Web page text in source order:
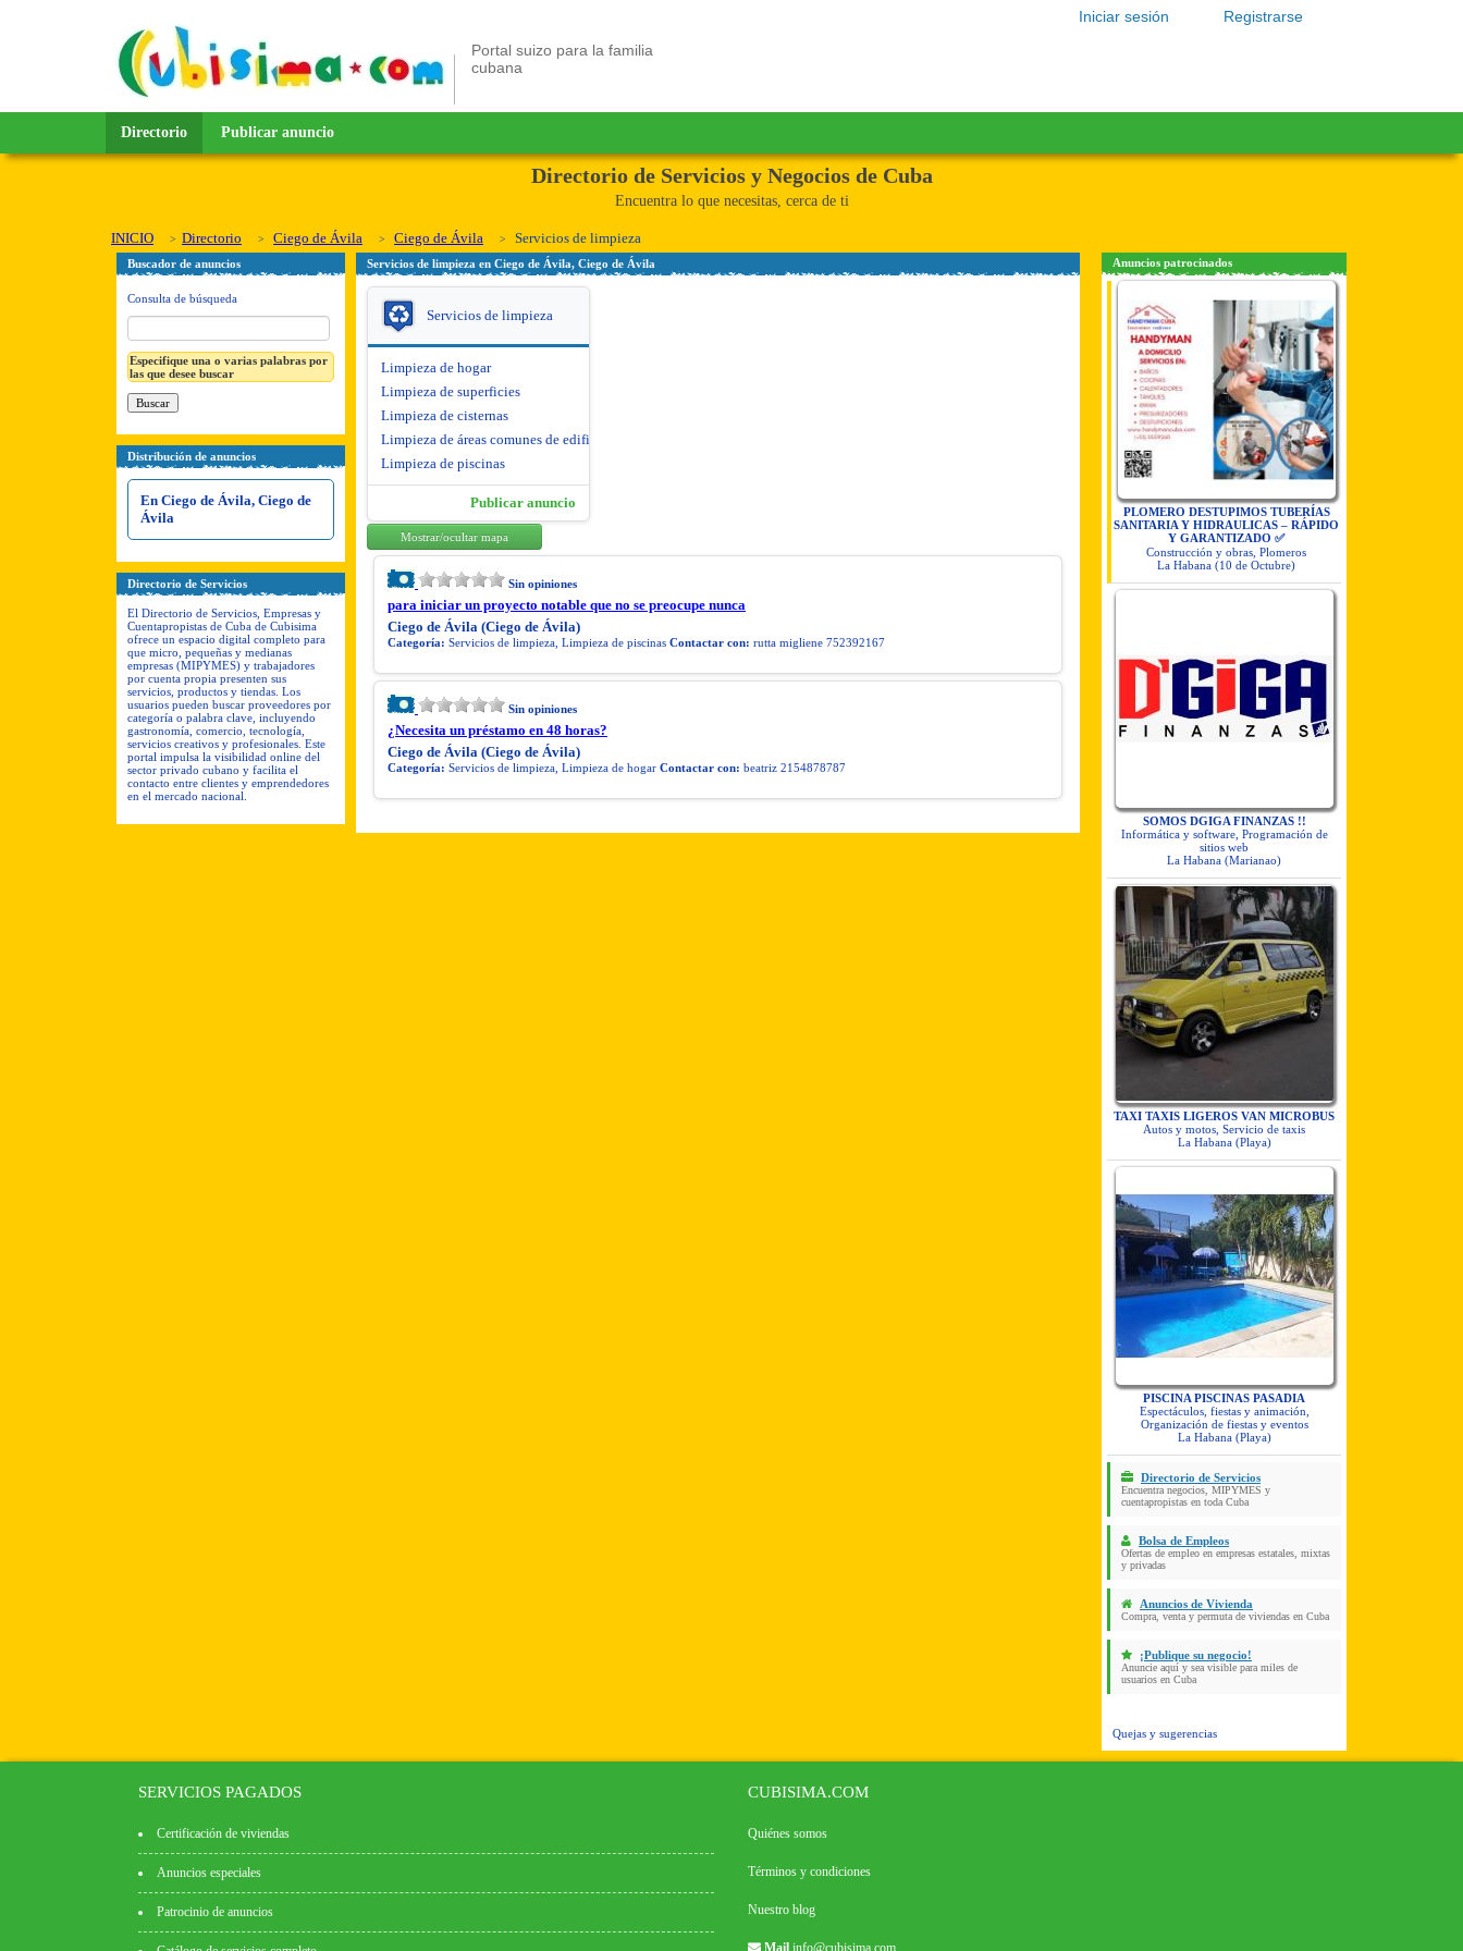
Registrarse
Iniciar sesión
Portal suizo para la familia
cubana
Directorio Publicar anuncio
Directorio de Servicios y Negocios de Cuba
Encuentra lo que necesitas, cerca de ti
INICIO Directorio Ciego de Ávila Ciego de Ávila Servicios de limpieza
Buscador de anuncios
Consulta de búsqueda
Especifique una o varias palabras por
las que desee buscar
Distribución de anuncios
En Ciego de Ávila, Ciego de
Ávila
Directorio de Servicios
El Directorio de Servicios, Empresas y
Cuentapropistas de Cuba de Cubisima
ofrece un espacio digital completo para
que micro, pequeñas y medianas
empresas (MIPYMES) y trabajadores
por cuenta propia presenten sus
servicios, productos y tiendas. Los
usuarios pueden buscar proveedores por
categoría o palabra clave, incluyendo
gastronomía, comercio, tecnología,
servicios creativos y profesionales. Este
portal impulsa la visibilidad online del
sector privado cubano y facilita el
contacto entre clientes y emprendedores
en el mercado nacional.
Servicios de limpieza en Ciego de Ávila, Ciego de Ávila
Servicios de limpieza
Limpieza de hogar
Limpieza de superficies
Limpieza de cisternas
Limpieza de áreas comunes de edificios
Limpieza de piscinas
Publicar anuncio
Mostrar/ocultar mapa
Sin opiniones
para iniciar un proyecto notable que no se preocupe nunca
Ciego de Ávila (Ciego de Ávila)
Categoría: Servicios de limpieza, Limpieza de piscinas Contactar con: rutta migliene 752392167
Sin opiniones
¿Necesita un préstamo en 48 horas?
Ciego de Ávila (Ciego de Ávila)
Categoría: Servicios de limpieza, Limpieza de hogar Contactar con: beatriz 2154878787
Anuncios patrocinados
PLOMERO DESTUPIMOS TUBERÍAS
SANITARIA Y HIDRAULICAS – RÁPIDO
Y GARANTIZADO ✅
Construcción y obras, Plomeros
La Habana (10 de Octubre)
SOMOS DGIGA FINANZAS !!
Informática y software, Programación de
sitios web
La Habana (Marianao)
TAXI TAXIS LIGEROS VAN MICROBUS
Autos y motos, Servicio de taxis
La Habana (Playa)
PISCINA PISCINAS PASADIA
Espectáculos, fiestas y animación,
Organización de fiestas y eventos
La Habana (Playa)
Directorio de Servicios
Encuentra negocios, MIPYMES y
cuentapropistas en toda Cuba
Bolsa de Empleos
Ofertas de empleo en empresas estatales, mixtas
y privadas
Anuncios de Vivienda
Compra, venta y permuta de viviendas en Cuba
¡Publique su negocio!
Anuncie aquí y sea visible para miles de
usuarios en Cuba
Quejas y sugerencias
SERVICIOS PAGADOS
Certificación de viviendas
Anuncios especiales
Patrocinio de anuncios
CUBISIMA.COM
Quiénes somos
Términos y condiciones
Nuestro blog
Mail info@cubisima.com